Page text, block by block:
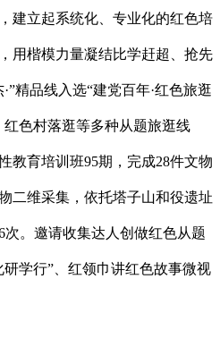
建立起系统化、专业化的红色培
用楷模力量凝结比学赶超、抢先
精品线入选“建党百年·红色旅逛
色村落逛等多种从题旅逛线
教育培训班95期，完成28件文物
二维采集，依托塔子山和役遗址
。邀请收集达人创做红色从题
学行”、红领巾讲红色故事微视